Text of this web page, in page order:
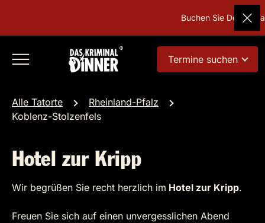
Buchen Sie
Termine suchen
Alle Tatorte
Rheinland-Pfalz
Koblenz-Stolzenfels
Hotel zur Kripp
Wir begrüßen Sie recht herzlich im Hotel zur Kripp.
Freuen Sie sich auf einen unvergesslichen Abend